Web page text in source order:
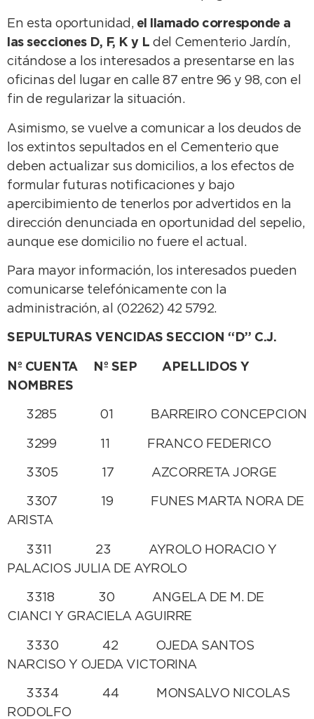
En esta oportunidad, el llamado corresponde a
las secciones D, F, K y L del Cementerio Jardín,
citándose a los interesados a presentarse en las
oficinas del lugar en calle 87 entre 96 y 98, con el
fin de regularizar la situación.
Asimismo, se vuelve a comunicar a los deudos de
los extintos sepultados en el Cementerio que
deben actualizar sus domicilios, a los efectos de
formular futuras notificaciones y bajo
apercibimiento de tenerlos por advertidos en la
dirección denunciada en oportunidad del sepelio,
aunque ese domicilio no fuere el actual.
Para mayor información, los interesados pueden
comunicarse telefónicamente con la
administración, al (02262) 42 5792.
SEPULTURAS VENCIDAS SECCION “D” C.J.
Nº CUENTA Nº SEP APELLIDOS Y
NOMBRES
3285 01 BARREIRO CONCEPCION
3299 11 FRANCO FEDERICO
3305 17 AZCORRETA JORGE
3307 19 FUNES MARTA NORA DE
ARISTA
3311 23 AYROLO HORACIO Y
PALACIOS JULIA DE AYROLO
3318 30 ANGELA DE M. DE
CIANCI Y GRACIELA AGUIRRE
3330 42 OJEDA SANTOS
NARCISO Y OJEDA VICTORINA
3334 44 MONSALVO NICOLAS
RODOLFO